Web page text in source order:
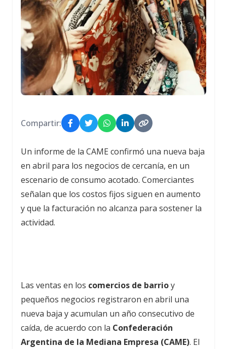
Compartir:
Un informe de la CAME confirmó una nueva baja
en abril para los negocios de cercanía, en un
escenario de consumo acotado. Comerciantes
señalan que los costos fijos siguen en aumento
y que la facturación no alcanza para sostener la
actividad.
Las ventas en los comercios de barrioy
pequeños negocios registraron en abril una
nueva baja y acumulan un año consecutivo de
caída, de acuerdo con la Confederación
Argentina de la Mediana Empresa (CAME). El